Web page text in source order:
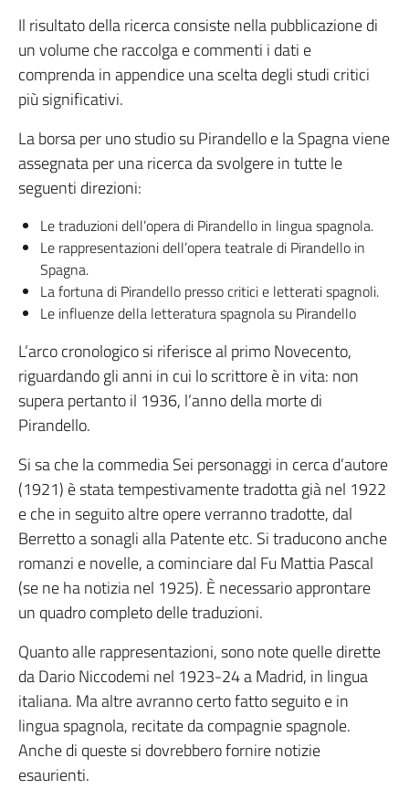
Il risultato della ricerca consiste nella pubblicazione di
un volume che raccolga e commenti i dati e
comprenda in appendice una scelta degli studi critici
più significativi.
La borsa per uno studio su Pirandello e la Spagna viene
assegnata per una ricerca da svolgere in tutte le
seguenti direzioni:
Le traduzioni dell’opera di Pirandello in lingua spagnola.
Le rappresentazioni dell’opera teatrale di Pirandello in
Spagna.
La fortuna di Pirandello presso critici e letterati spagnoli.
Le influenze della letteratura spagnola su Pirandello
L’arco cronologico si riferisce al primo Novecento,
riguardando gli anni in cui lo scrittore è in vita: non
supera pertanto il 1936, l’anno della morte di
Pirandello.
Si sa che la commedia Sei personaggi in cerca d’autore
(1921) è stata tempestivamente tradotta già nel 1922
e che in seguito altre opere verranno tradotte, dal
Berretto a sonagli alla Patente etc. Si traducono anche
romanzi e novelle, a cominciare dal Fu Mattia Pascal
(se ne ha notizia nel 1925). È necessario approntare
un quadro completo delle traduzioni.
Quanto alle rappresentazioni, sono note quelle dirette
da Dario Niccodemi nel 1923-24 a Madrid, in lingua
italiana. Ma altre avranno certo fatto seguito e in
lingua spagnola, recitate da compagnie spagnole.
Anche di queste si dovrebbero fornire notizie
esaurienti.